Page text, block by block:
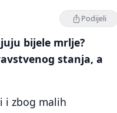
Podijeli
bijele mrlje?
stanja, a
i zbog malih